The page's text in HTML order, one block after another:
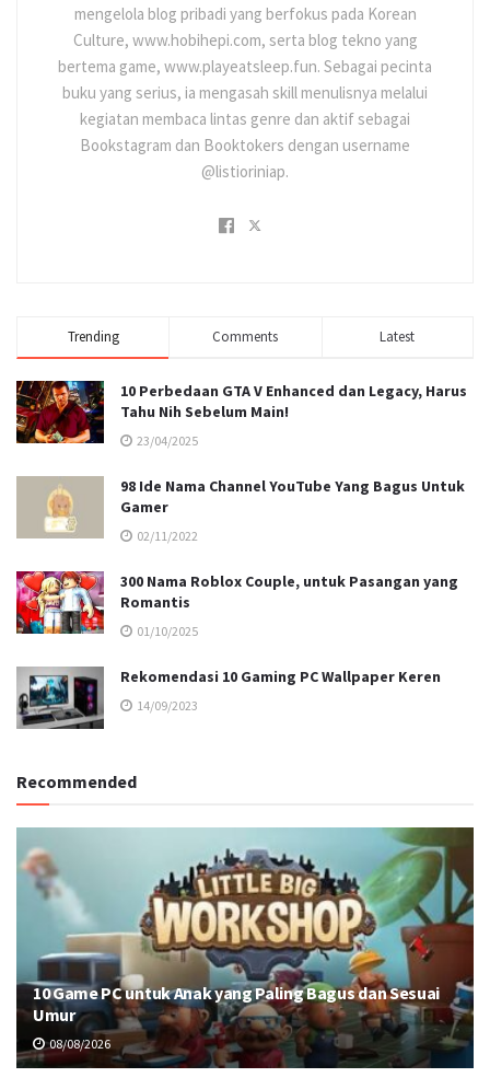
mengelola blog pribadi yang berfokus pada Korean
Culture, www.hobihepi.com, serta blog tekno yang
bertema game, www.playeatsleep.fun. Sebagai pecinta
buku yang serius, ia mengasah skill menulisnya melalui
kegiatan membaca lintas genre dan aktif sebagai
Bookstagram dan Booktokers dengan username
@listioriniap.
Trending Comments Latest
10 Perbedaan GTA V Enhanced dan Legacy, Harus
Tahu Nih Sebelum Main!
23/04/2025
98 Ide Nama Channel YouTube Yang Bagus Untuk
Gamer
02/11/2022
300 Nama Roblox Couple, untuk Pasangan yang
Romantis
01/10/2025
Rekomendasi 10 Gaming PC Wallpaper Keren
14/09/2023
Recommended
10 Game PC untuk Anak yang Paling Bagus dan Sesuai
Umur
08/08/2026